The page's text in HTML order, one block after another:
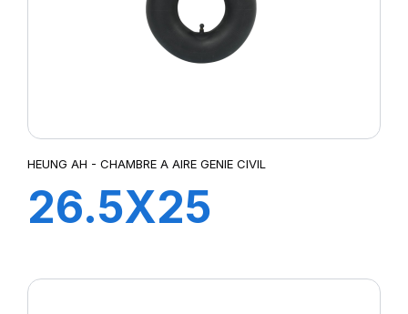
HEUNG AH - CHAMBRE A AIRE GENIE CIVIL
26.5X25